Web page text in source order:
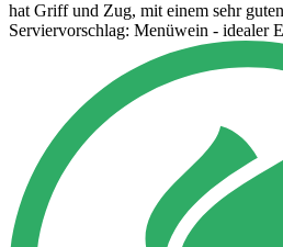
hat Griff und Zug, mit einem sehr
Serviervorschlag: Menüwein - idealer